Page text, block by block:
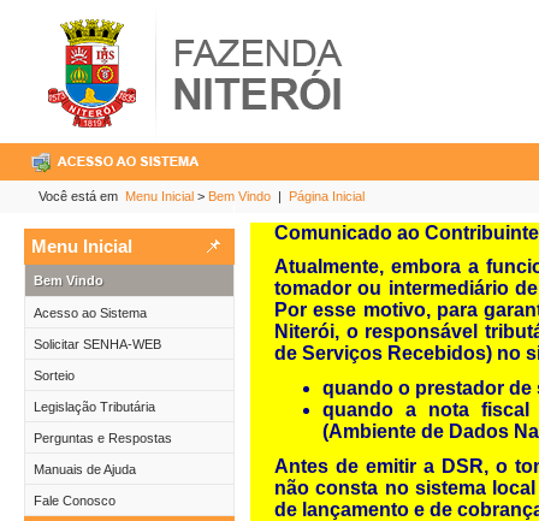
Você está em Menu Inicial > Bem Vindo | Página Inicial
Menu Inicial
Bem Vindo
Acesso ao Sistema
Solicitar SENHA-WEB
Sorteio
Legislação Tributária
Perguntas e Respostas
Manuais de Ajuda
Fale Conosco
Comunicado ao Contribuinte
Atualmente, embora a
tomador ou intermediário
Por esse motivo, para
Niterói, o responsável
de Serviços Recebidos) no
quando o prestador
quando a nota
(Ambiente de Dados
Antes de emitir a DSR, o
não consta no sistema
de lançamento e de